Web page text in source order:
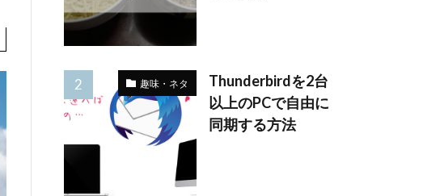
趣味・ネタ
Thunderbirdを2台
以上のPCで自由に
同期する方法